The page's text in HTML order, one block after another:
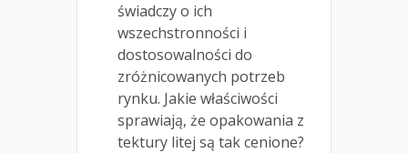
świadczy o ich
wszechstronności i
dostosowalności do
zróżnicowanych potrzeb
rynku. Jakie właściwości
sprawiają, że opakowania z
tektury litej są tak cenione?